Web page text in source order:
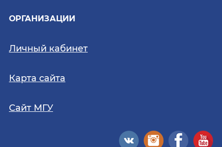
ОРГАНИЗАЦИИ
Личный кабинет
Карта сайта
Сайт МГУ